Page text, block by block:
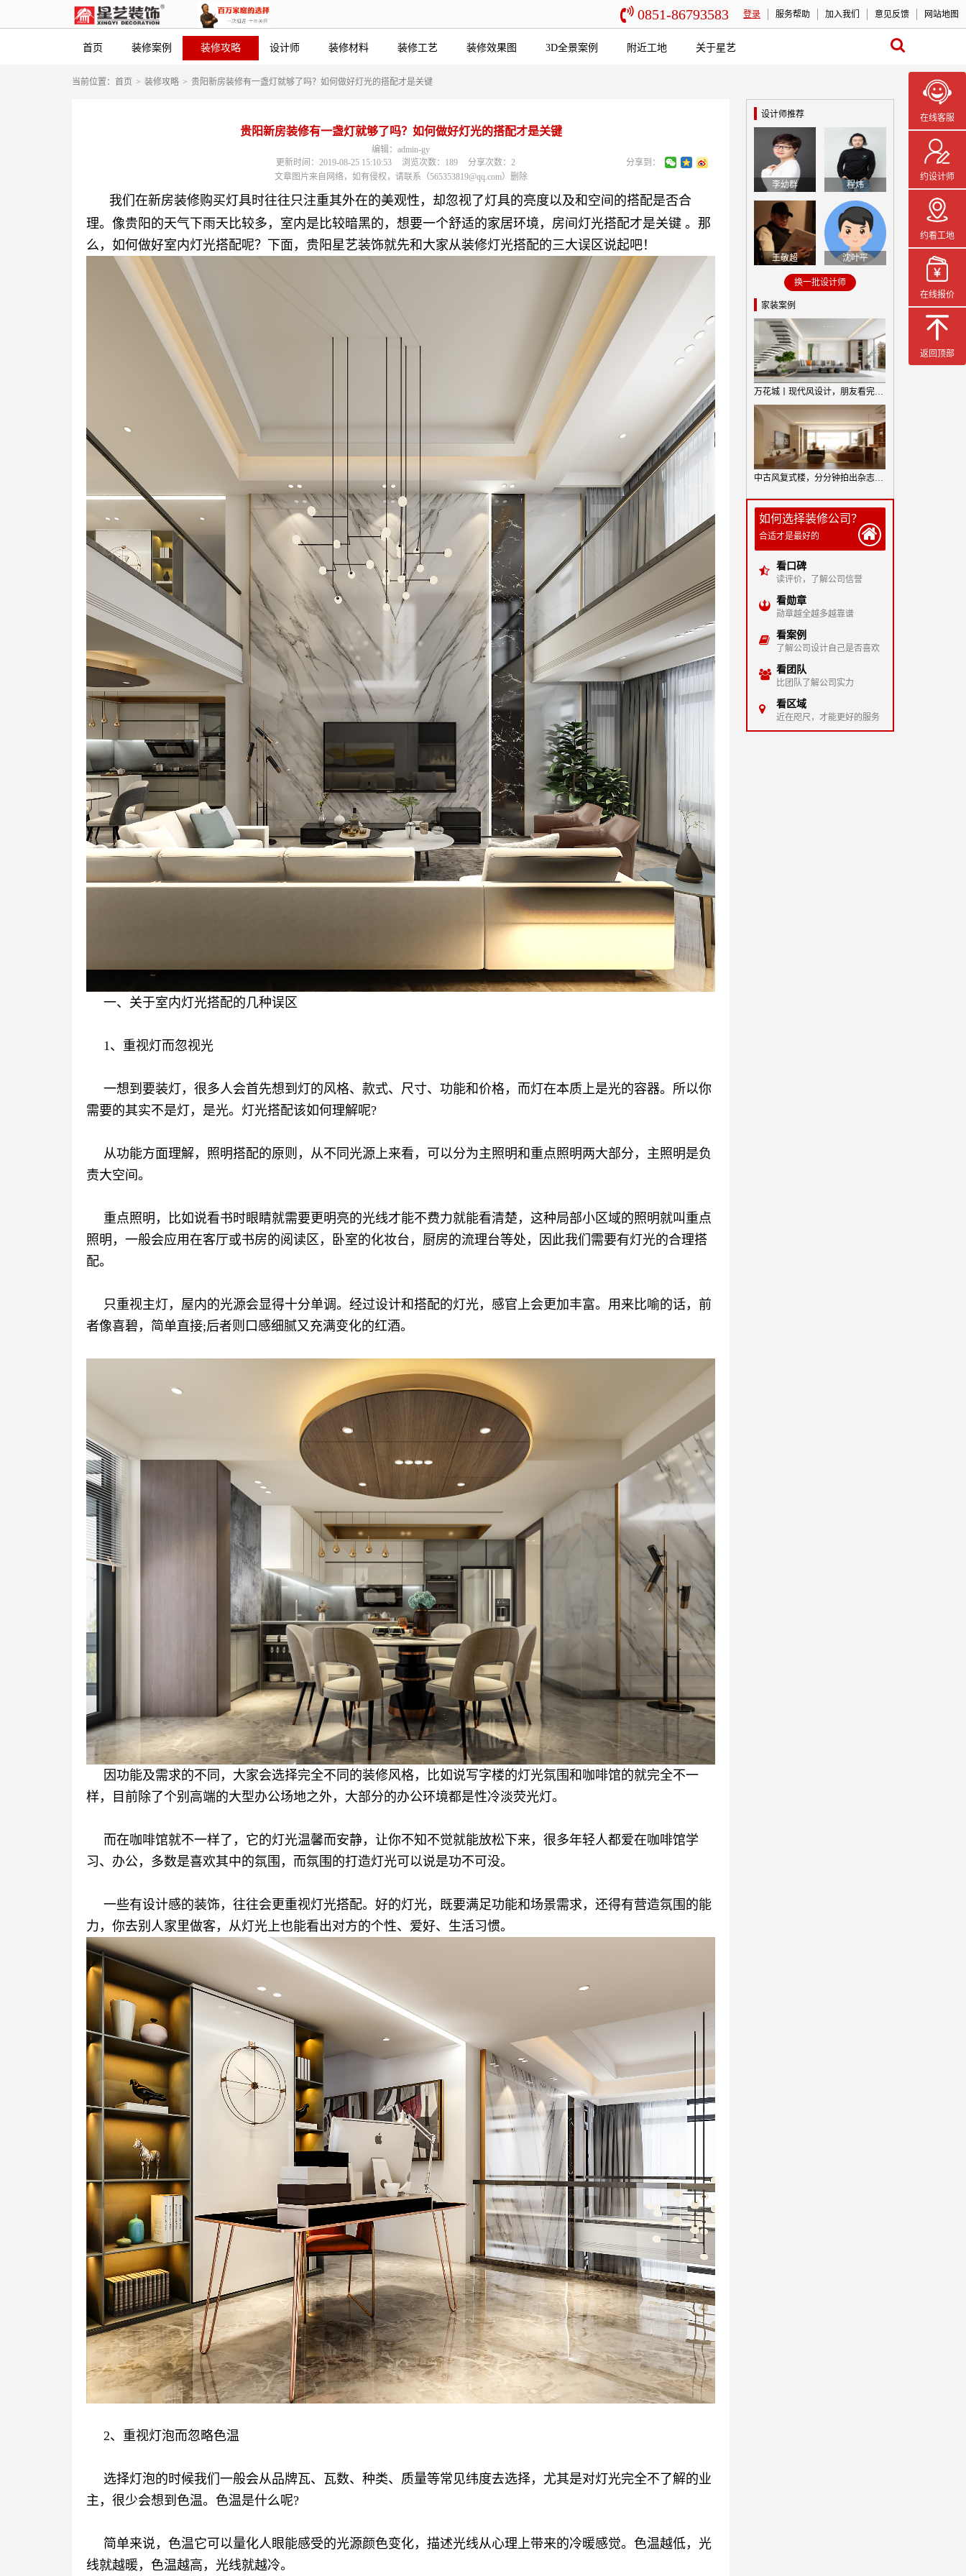
0851-86793583 登录 服务帮助 加入我们 意见反馈 网站地图
首页 装修案例 装修攻略 设计师 装修材料 装修工艺 装修效果图 3D全景案例 附近工地 关于星艺
在线客服
约设计师
约看工地
在线报价
返回顶部
当前位置： 首页 > 装修攻略 > 贵阳新房装修有一盏灯就够了吗？如何做好灯光的搭配才是关键
贵阳新房装修有一盏灯就够了吗？如何做好灯光的搭配才是关键
编辑：admin-gy
更新时间：2019-08-25 15:10:53
浏览次数：189 分享次数：2
分享到：
文章图片来自网络，如有侵权，请联系（565353819@qq.com）删除
我们在新房装修购买灯具时往往只注重其外在的美观性，却忽视了灯具的亮度以及和空间的搭配是否合
理。像贵阳的天气下雨天比较多，室内是比较暗黑的，想要一个舒适的家居环境，房间灯光搭配才是关键 。那
么，如何做好室内灯光搭配呢？下面，贵阳星艺装饰就先和大家从装修灯光搭配的三大误区说起吧！
一、关于室内灯光搭配的几种误区
1、重视灯而忽视光
一想到要装灯，很多人会首先想到灯的风格、款式、尺寸、功能和价格，而灯在本质上是光的容器。所以你
需要的其实不是灯，是光。灯光搭配该如何理解呢?
从功能方面理解，照明搭配的原则，从不同光源上来看，可以分为主照明和重点照明两大部分，主照明是负
责大空间。
重点照明，比如说看书时眼睛就需要更明亮的光线才能不费力就能看清楚，这种局部小区域的照明就叫重点
照明，一般会应用在客厅或书房的阅读区，卧室的化妆台，厨房的流理台等处，因此我们需要有灯光的合理搭
配。
只重视主灯，屋内的光源会显得十分单调。经过设计和搭配的灯光，感官上会更加丰富。用来比喻的话，前
者像喜碧，简单直接;后者则口感细腻又充满变化的红酒。
因功能及需求的不同，大家会选择完全不同的装修风格，比如说写字楼的灯光氛围和咖啡馆的就完全不一
样，目前除了个别高端的大型办公场地之外，大部分的办公环境都是性冷淡荧光灯。
而在咖啡馆就不一样了，它的灯光温馨而安静，让你不知不觉就能放松下来，很多年轻人都爱在咖啡馆学
习、办公，多数是喜欢其中的氛围，而氛围的打造灯光可以说是功不可没。
一些有设计感的装饰，往往会更重视灯光搭配。好的灯光，既要满足功能和场景需求，还得有营造氛围的能
力，你去别人家里做客，从灯光上也能看出对方的个性、爱好、生活习惯。
2、重视灯泡而忽略色温
选择灯泡的时候我们一般会从品牌瓦、瓦数、种类、质量等常见纬度去选择，尤其是对灯光完全不了解的业
主，很少会想到色温。色温是什么呢?
简单来说，色温它可以量化人眼能感受的光源颜色变化，描述光线从心理上带来的冷暖感觉。色温越低，光
线就越暖，色温越高，光线就越冷。
设计师推荐
李幼群 程炜
王敬超 沈叶平
换一批设计师
家装案例
万花城丨现代风设计，朋友看完直呼：我要照着你家装！
中古风复式楼，分分钟拍出杂志大片！
如何选择装修公司？
合适才是最好的
看口碑
读评价，了解公司信誉
看勋章
勋章越全越多越靠谱
看案例
了解公司设计自己是否喜欢
看团队
比团队了解公司实力
看区域
近在咫尺，才能更好的服务